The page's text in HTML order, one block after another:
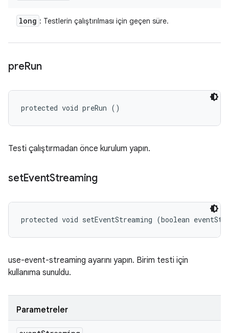
long : Testlerin çalıştırılması için geçen süre.
preRun
protected void preRun ()
Testi çalıştırmadan önce kurulum yapın.
setEventStreaming
protected void setEventStreaming (boolean
use-event-streaming ayarını yapın. Birim testi için
kullanıma sunuldu.
Parametreler